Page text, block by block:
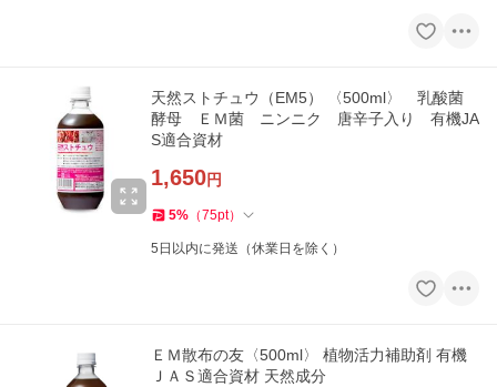
天然ストチュウ（EM5） 〈500ml〉 乳酸菌
酵母 ＥＭ菌 ニンニク 唐辛子入り 有機JA
S適合資材
1,650円
5% （75pt）
5日以内に発送（休業日を除く）
ＥＭ散布の友〈500ml〉 植物活力補助剤 有機
ＪＡＳ適合資材 天然成分